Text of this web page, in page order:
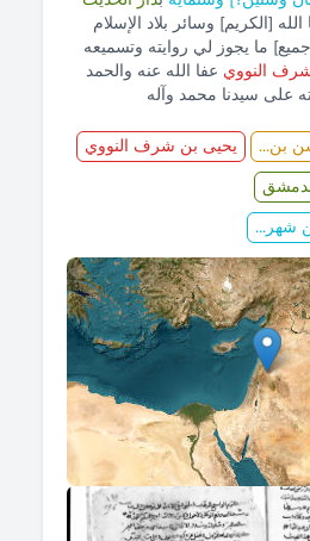
الله [الكريم] وسائر بلاد الإسلام
ما يجوز لي روايته وتسميعه
النووي عفا الله عنه والحمد
على سيدنا محمد وآله
بن...
يحيى بن شرف النووي
بدمشق
شهر...